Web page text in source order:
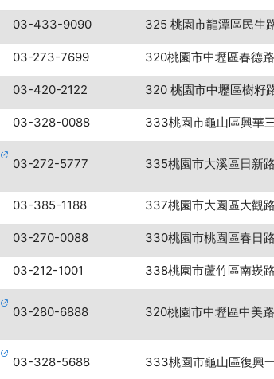
03-433-9090 325 桃園市龍潭區民生
03-273-7699 320桃園市中壢區春德
03-420-2122 320 桃園市中壢區樹籽
03-328-0088 333桃園市龜山區興華
03-272-5777 335桃園市大溪區日新
03-385-1188 337桃園市大園區大觀
03-270-0088 330桃園市桃園區春日
03-212-1001 338桃園市蘆竹區南崁
03-280-6888 320桃園市中壢區中美
03-328-5688 333桃園市龜山區復興